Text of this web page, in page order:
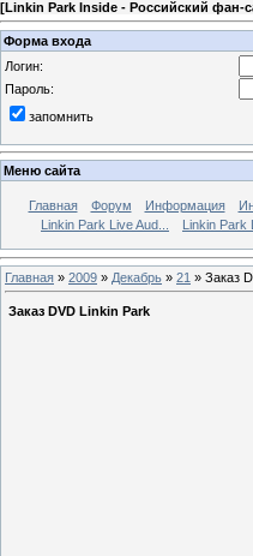
[Linkin Park Inside - Российский фан-
Форма входа
Логин:
Пароль:
запомнить
Меню сайта
Главная Форум Информация
Linkin Park Live Aud...
Linkin Park
Главная » 2009 » Декабрь » 21 » Заказ
Заказ DVD Linkin Park